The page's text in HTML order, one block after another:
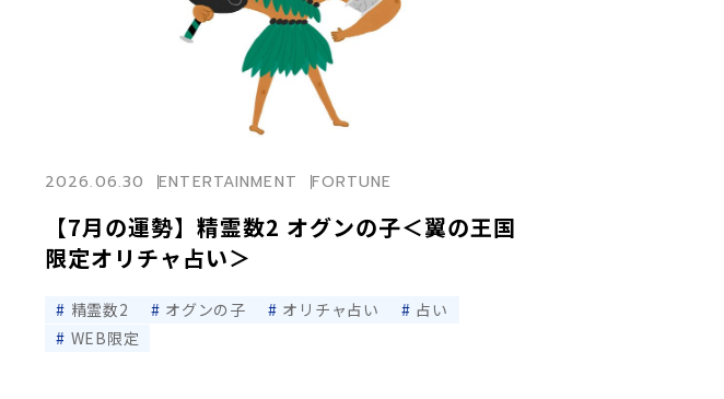
【7月の運勢】精霊数2 オグンの子＜翼の王国
限定オリチャ占い＞
2026.06.30 ENTERTAINMENT FORTUNE
精霊数2 オグンの子 オリチャ占い
占い
WEB限定